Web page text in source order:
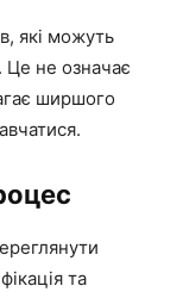
які можуть
Це не означає
ширшого
та